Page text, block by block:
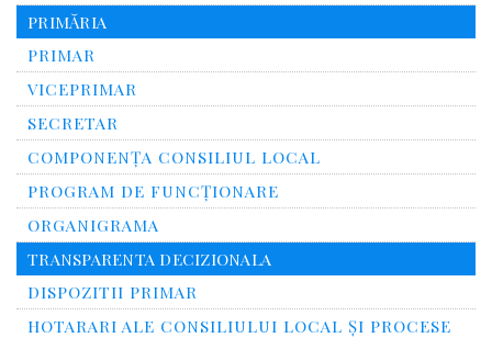
PRIMĂRIA
PRIMAR
VICEPRIMAR
SECRETAR
COMPONENȚA CONSILIUL LOCAL
PROGRAM DE FUNCȚIONARE
ORGANIGRAMA
TRANSPARENTA DECIZIONALA
DISPOZITII PRIMAR
HOTARARI ALE CONSILIULUI LOCAL ȘI PROCESE